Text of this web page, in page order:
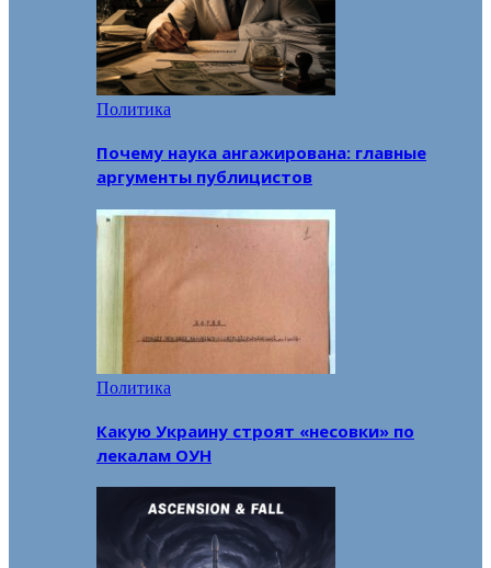
Политика
Почему наука ангажирована: главные
аргументы публицистов
Политика
Какую Украину строят «несовки» по
лекалам ОУН